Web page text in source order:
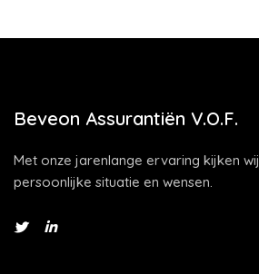
Beveon Assurantiën V.O.F.
Met onze jarenlange ervaring kijken
persoonlijke situatie en wensen.